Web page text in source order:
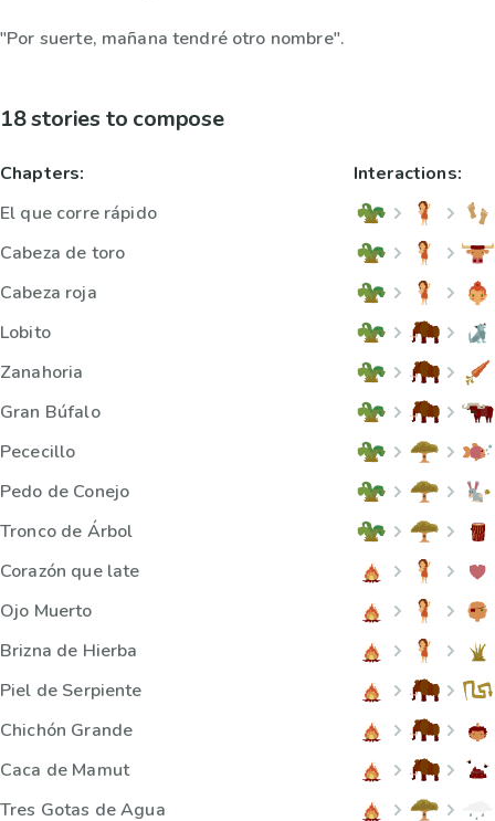
"Por suerte, mañana tendré otro nombre".
18 stories to compose
Chapters:
El que corre rápido
Cabeza de toro
Cabeza roja
Lobito
Zanahoria
Gran Búfalo
Pececillo
Pedo de Conejo
Tronco de Árbol
Corazón que late
Ojo Muerto
Brizna de Hierba
Piel de Serpiente
Chichón Grande
Caca de Mamut
Tres Gotas de Agua
Interactions: